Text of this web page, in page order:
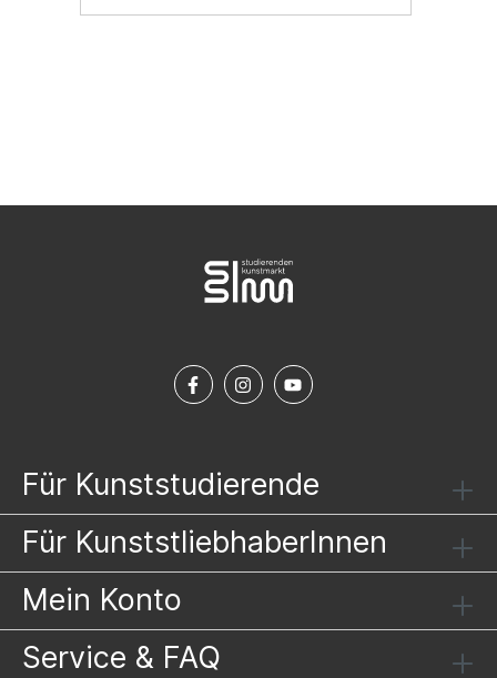
Für Kunststudierende
Für KunststliebhaberInnen
Mein Konto
Service & FAQ